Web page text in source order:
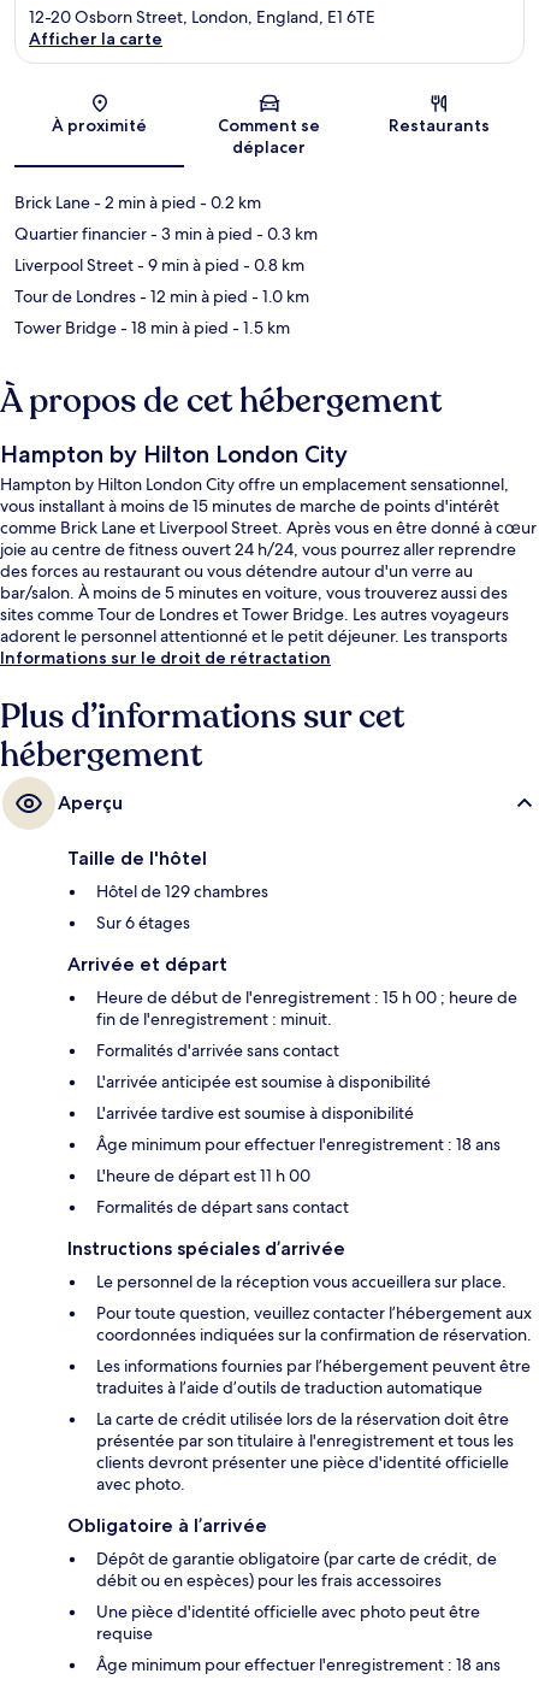
Carte
12-20 Osborn Street, London, England, E1 6TE
Afficher la carte
À proximité
Comment se
déplacer
Restaurants
Brick Lane- 2 min à pied - 0.2 km
Quartier financier- 3 min à pied - 0.3 km
Liverpool Street- 9 min à pied - 0.8 km
Tour de Londres- 12 min à pied - 1.0 km
Tower Bridge- 18 min à pied - 1.5 km
À propos de cet hébergement
Hampton by Hilton London City
Hampton by Hilton London City offre un emplacement sensationnel,
vous installant à moins de 15 minutes de marche de points d'intérêt
comme Brick Lane et Liverpool Street. Après vous en être donné à cœur
joie au centre de fitness ouvert 24 h/24, vous pourrez aller reprendre
des forces au restaurant ou vous détendre autour d'un verre au
bar/salon. À moins de 5 minutes en voiture, vous trouverez aussi des
sites comme Tour de Londres et Tower Bridge. Les autres voyageurs
adorent le personnel attentionné et le petit déjeuner. Les transports
publics sont rapidement accessibles à pied : Station de métro Aldgate
marche à peine.
Informations sur le droit de rétractation
Plus d’informations sur cet
hébergement
Aperçu
Taille de l'hôtel
Hôtel de 129 chambres
Sur 6 étages
Arrivée et départ
Heure de début de l'enregistrement : 15 h 00 ; heure de
fin de l'enregistrement : minuit.
Formalités d'arrivée sans contact
L'arrivée anticipée est soumise à disponibilité
L'arrivée tardive est soumise à disponibilité
Âge minimum pour effectuer l'enregistrement : 18 ans
L'heure de départ est 11 h 00
Formalités de départ sans contact
Instructions spéciales d’arrivée
Le personnel de la réception vous accueillera sur place.
Pour toute question, veuillez contacter l’hébergement aux
coordonnées indiquées sur la confirmation de réservation.
Les informations fournies par l’hébergement peuvent être
traduites à l’aide d’outils de traduction automatique
La carte de crédit utilisée lors de la réservation doit être
présentée par son titulaire à l'enregistrement et tous les
clients devront présenter une pièce d'identité officielle
avec photo.
Obligatoire à l’arrivée
Dépôt de garantie obligatoire (par carte de crédit, de
débit ou en espèces) pour les frais accessoires
Une pièce d'identité officielle avec photo peut être
requise
Âge minimum pour effectuer l'enregistrement : 18 ans